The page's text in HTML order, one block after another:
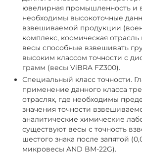
ювелирная промышленность и
необходимы высокоточные
взвешиваемой продукции
комплекс, космическая
весы способные взвешивать
высоким классом точности с
грамм (весы ViBRA FZ300).
Специальный класс точности.
применение данного класса
отраслях, где необходимы
значения точности
аналитические химические
существуют весы с точность
шестого знака после запятой
микровесы AND BM-22G).